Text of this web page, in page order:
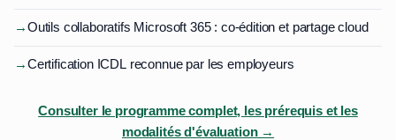
→Outils collaboratifs Microsoft 365 : co-édition et partage cloud
→Certification ICDL reconnue par les employeurs
Consulter le programme complet, les prérequis et les
modalités d'évaluation →